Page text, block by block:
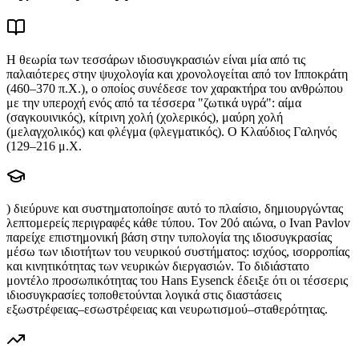
Η θεωρία των τεσσάρων ιδιοσυγκρασιών είναι μία από τις
παλαιότερες στην ψυχολογία και χρονολογείται από τον Ιπποκράτη
(460–370 π.Χ.), ο οποίος συνέδεσε τον χαρακτήρα του ανθρώπου
με την υπεροχή ενός από τα τέσσερα "ζωτικά υγρά": αίμα
(σαγκουινικός), κίτρινη χολή (χολερικός), μαύρη χολή
(μελαγχολικός) και φλέγμα (φλεγματικός). Ο Κλαύδιος Γαληνός
(129–216 μ.Χ.
) διεύρυνε και συστηματοποίησε αυτό το πλαίσιο, δημιουργώντας
λεπτομερείς περιγραφές κάθε τύπου. Τον 20ό αιώνα, ο Ivan Pavlov
παρείχε επιστημονική βάση στην τυπολογία της ιδιοσυγκρασίας
μέσω των ιδιοτήτων του νευρικού συστήματος: ισχύος, ισορροπίας
και κινητικότητας των νευρικών διεργασιών. Το διδιάστατο
μοντέλο προσωπικότητας του Hans Eysenck έδειξε ότι οι τέσσερις
ιδιοσυγκρασίες τοποθετούνται λογικά στις διαστάσεις
εξωστρέφειας–εσωστρέφειας και νευρωτισμού–σταθερότητας.